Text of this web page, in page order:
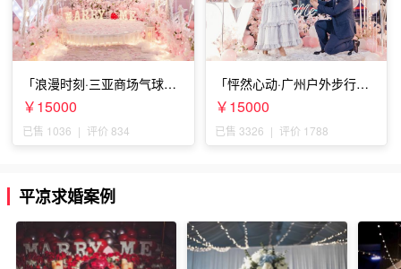
「浪漫时刻·三亚商场气球雨
惊喜求婚」
￥15000
已售 1036 | 评价 834
「怦然心动·广州户外步行街
求婚」
￥15000
已售 3326 | 评价 1788
平凉求婚案例